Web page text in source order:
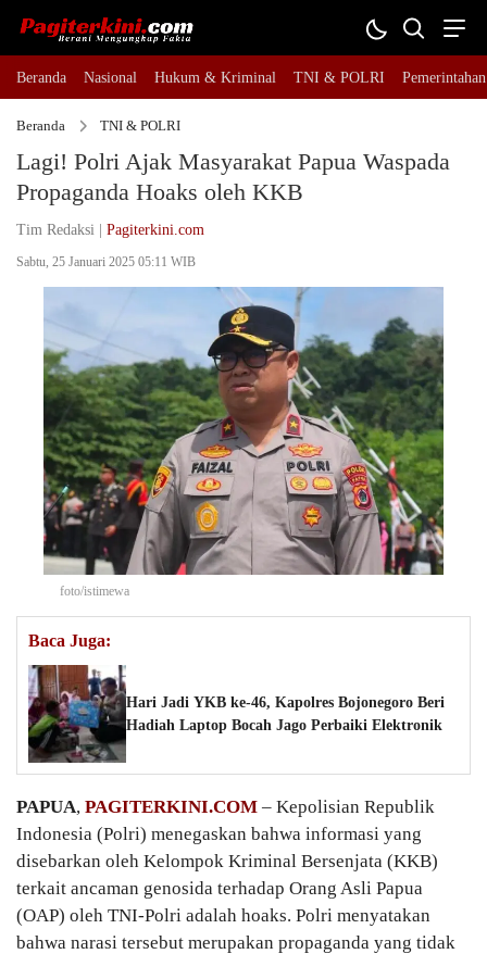
Beranda Nasional Hukum & Kriminal TNI & POLRI Pemerintahan
Beranda TNI & POLRI
Lagi! Polri Ajak Masyarakat Papua Waspada
Propaganda Hoaks oleh KKB
Tim Redaksi | Pagiterkini.com
Sabtu, 25 Januari 2025 05:11 WIB
foto/istimewa
Baca Juga:
Hari Jadi YKB ke-46, Kapolres Bojonegoro Beri
Hadiah Laptop Bocah Jago Perbaiki Elektronik
PAPUA, PAGITERKINI.COM – Kepolisian Republik
Indonesia (Polri) menegaskan bahwa informasi yang
disebarkan oleh Kelompok Kriminal Bersenjata (KKB)
terkait ancaman genosida terhadap Orang Asli Papua
(OAP) oleh TNI-Polri adalah hoaks. Polri menyatakan
bahwa narasi tersebut merupakan propaganda yang tidak